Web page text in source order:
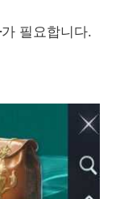
가 필요합니다.